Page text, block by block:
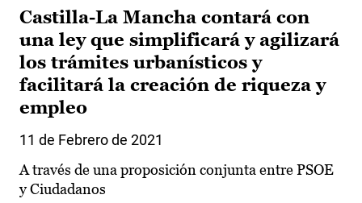
Castilla-La Mancha contará con
una ley que simplificará y agilizará
los trámites urbanísticos y
facilitará la creación de riqueza y
empleo
11 de Febrero de 2021
A través de una proposición conjunta entre PSOE
y Ciudadanos